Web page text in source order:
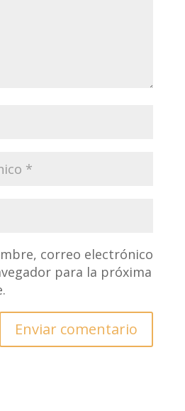
correo electrónico
para la próxima